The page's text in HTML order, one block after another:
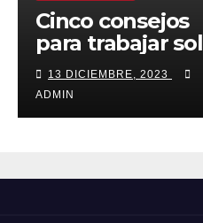
Cinco consejos
para trabajar
13 DICIEMBRE, 2023
ADMIN